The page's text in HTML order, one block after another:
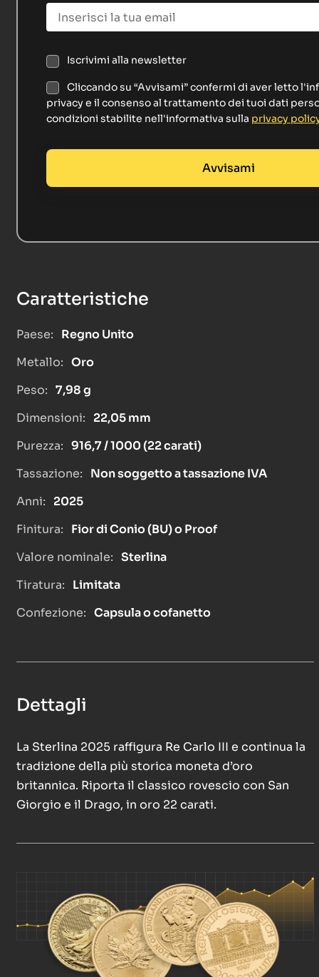
Iscrivimi alla newsletter
Cliccando su “Avvisami” confermi di aver letto
privacy e il consenso al trattamento dei tuoi dati
condizioni stabilite nell'informativa sulla privacy
Caratteristiche
Paese:
Regno Unito
Metallo: Oro
Peso: 7,98 g
Dimensioni:
22,05 mm
Purezza: 916,7 / 1000 (22 carati)
Tassazione:
Non soggetto a tassazione IVA
Anni:
2025
Finitura:
Fior di Conio (BU) o Proof
Valore nominale: Sterlina
Tiratura:
Limitata
Confezione: Capsula o cofanetto
Dettagli
La Sterlina 2025 raffigura Re Carlo III e continua la
tradizione della più storica moneta d’oro
britannica. Riporta il classico rovescio con San
Giorgio e il Drago, in oro 22 carati.